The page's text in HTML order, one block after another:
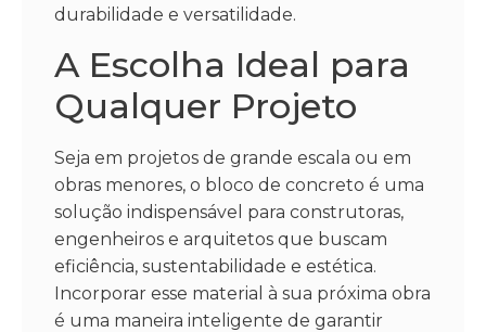
durabilidade e versatilidade.
A Escolha Ideal para
Qualquer Projeto
Seja em projetos de grande escala ou em
obras menores, o bloco de concreto é uma
solução indispensável para construtoras,
engenheiros e arquitetos que buscam
eficiência, sustentabilidade e estética.
Incorporar esse material à sua próxima obra
é uma maneira inteligente de garantir